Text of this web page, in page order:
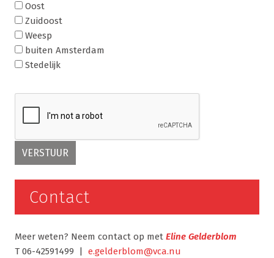
Oost
Zuidoost
Weesp
buiten Amsterdam
Stedelijk
Contact
Meer weten? Neem contact op met Eline Gelderblom
T 06-42591499 | e.gelderblom@vca.nu